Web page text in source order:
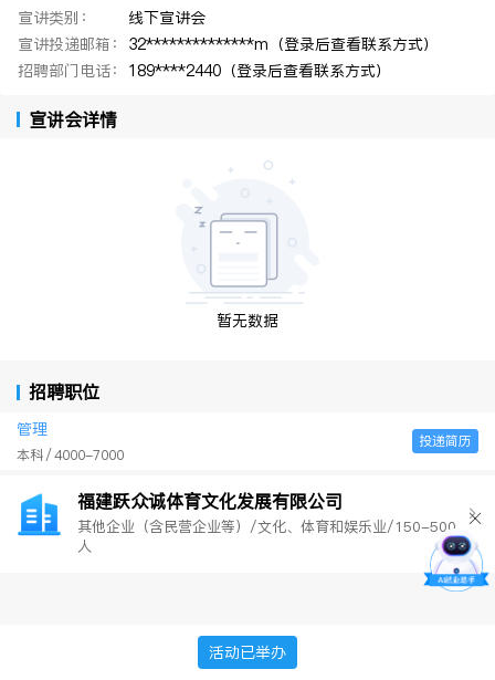
宣讲类别：
线下宣讲会
宣讲投递邮箱： 32**************m（登录后查看联系方式）
招聘部门电话： 189****2440（登录后查看联系方式）
宣讲会详情
暂无数据
招聘职位
管理
本科 4000-7000
投递简历
福建跃众诚体育文化发展有限公司
其他企业（含民营企业等）/文化、体育和娱乐业/150-500
人
活动已举办